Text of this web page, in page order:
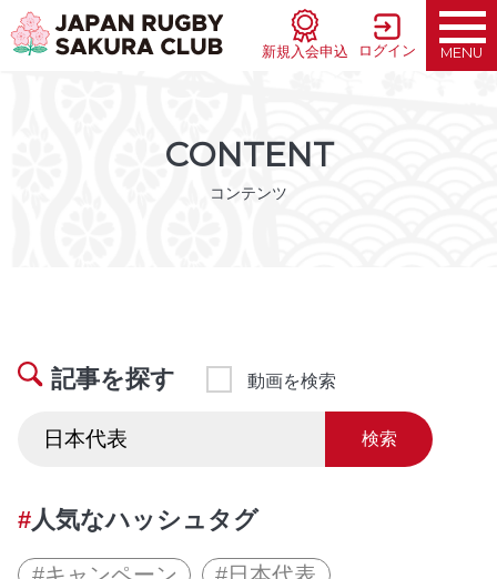
新規入会申込 ログイン MENU
CONTENT
コンテンツ
記事を探す 動画を検索
検索
人気なハッシュタグ